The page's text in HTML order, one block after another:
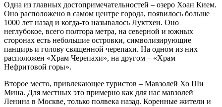
Одна из главных достопримечательностей – озеро Хоан Кием.
Оно расположено в самом центре города, появилось больше
1000 лет назад и когда-то называлось Луктхеи. Оно
неглубокое, всего полтора метра, на северной и южных
сторонах есть небольшие островки, символизирующие
панцирь и голову священной черепахи. На одном из них
расположен «Храм Черепахи», на другом – «Храм
Нефритовой горы».
Второе место, привлекающее туристов – Мавзолей Хо Ши
Мина. Для местных это примерно как для нас мавзолей
Ленина в Москве, только полвека назад. Коренные жители и